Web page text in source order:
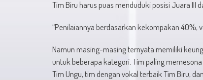
Tim Biru harus puas menduduki posisi Juara III
“Penilaiannya berdasarkan kekompakan 40%,
Namun masing-masing ternyata memiliki
untuk beberapa kategori. Tim paling
Tim Ungu, tim dengan vokal terbaik Tim Biru,